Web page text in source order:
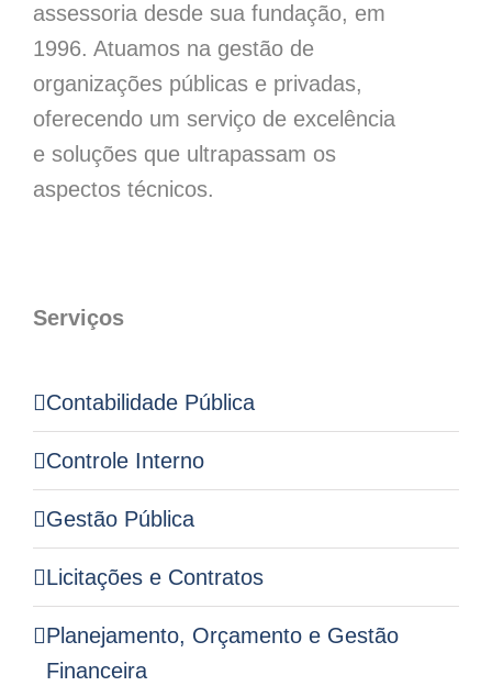
assessoria desde sua fundação, em
1996. Atuamos na gestão de
organizações públicas e privadas,
oferecendo um serviço de excelência
e soluções que ultrapassam os
aspectos técnicos.
Serviços
Contabilidade Pública
Controle Interno
Gestão Pública
Licitações e Contratos
Planejamento, Orçamento e Gestão
Financeira